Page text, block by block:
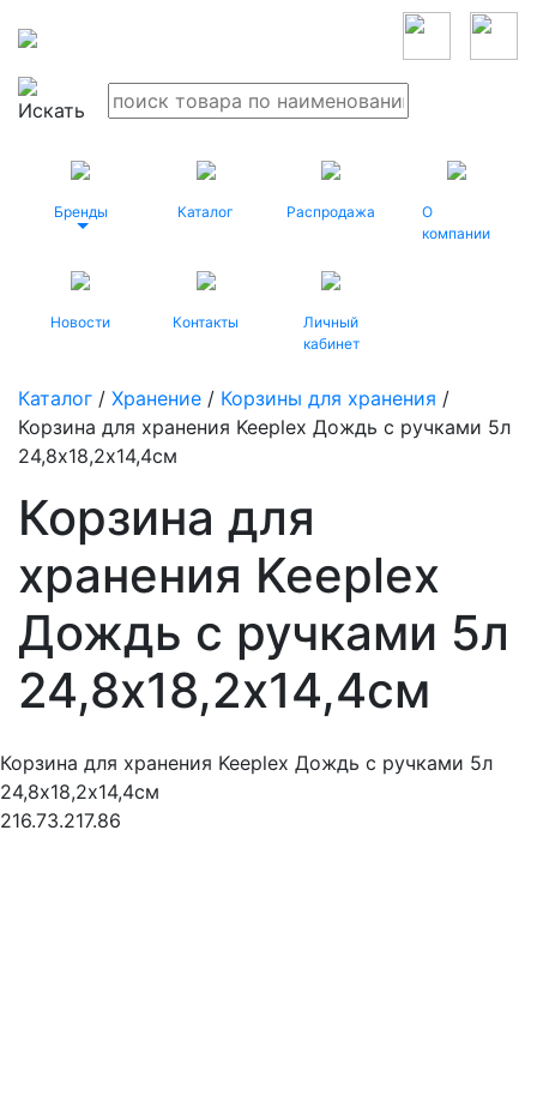
Бренды Каталог Распродажа
О
компании
Новости Контакты
Личный
кабинет
Каталог / Хранение / Корзины для хранения /
Корзина для хранения Keeplex Дождь с ручками 5л
24,8х18,2х14,4см
Корзина для
хранения Keeplex
Дождь с ручками 5л
24,8х18,2х14,4см
Корзина для хранения Keeplex Дождь с ручками 5л
24,8х18,2х14,4см
216.73.217.86